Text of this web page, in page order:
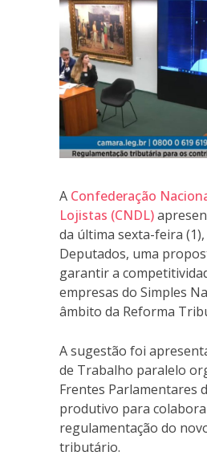
A Confederação
Lojistas (CNDL)
da última sexta-feira
Deputados, uma
garantir a
empresas do Simples
âmbito da Reforma
A sugestão foi
de Trabalho paralelo
Frentes Parlamentares
produtivo para
regulamentação do
tributário.